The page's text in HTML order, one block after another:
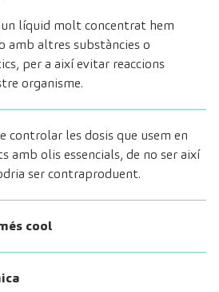
líquid molt concentrat hem
amb altres substàncies o
per a així evitar reaccions
organisme.
controlar les dosis que usem en
amb olis essencials, de no ser així
ser contraproduent.
cool